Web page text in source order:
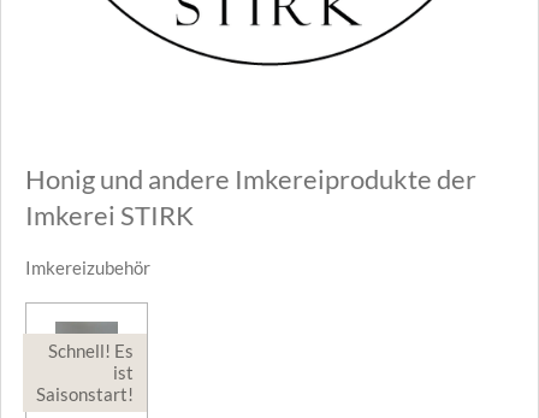
Honig und andere Imkereiprodukte der
Imkerei STIRK
Imkereizubehör
Schnell! Es
ist
Saisonstart!